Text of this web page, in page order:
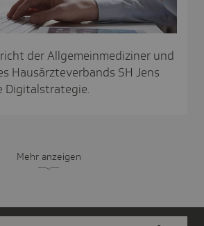
der Allgemeinmediziner und
Hausärzteverbands SH Jens
Digitalstrategie.
Mehr anzeigen